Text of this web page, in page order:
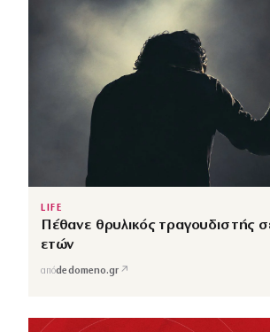
LIFE
Πέθανε θρυλικός τραγουδιστής
ετών
απόdedomeno.gr ↗